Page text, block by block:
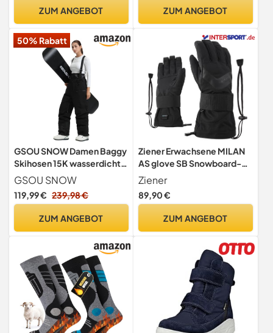
Herren Damen
ZUM ANGEBOT ZUM ANGEBOT
50% Rabatt
GSOU SNOW Damen Baggy
Skihosen 15K wasserdichte
Skihosen Mit Hosenträgern
GSOU SNOW
119,99 € 239,98 €
ZUM ANGEBOT
Ziener Erwachsene MILAN
AS glove SB Snowboard-
Handschuhe, black hb, 9 (L)
Ziener
89,90 €
ZUM ANGEBOT